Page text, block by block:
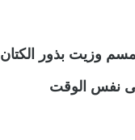
وزيت بذور الكتان
فى نفس الوقت